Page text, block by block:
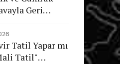
Geri
Maliyeti
Tatil Yapar mı
Tatil"